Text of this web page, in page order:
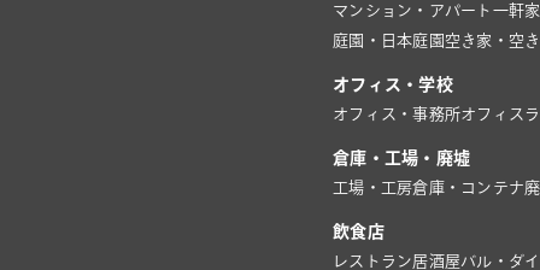
マンション・アパート 一軒家
庭園・日本庭園 空き家・空
オフィス・学校
オフィス・事務所オフィス
倉庫・工場・廃墟
工場・工房倉庫・コンテナ
飲食店
レストラン居酒屋バル・ダ